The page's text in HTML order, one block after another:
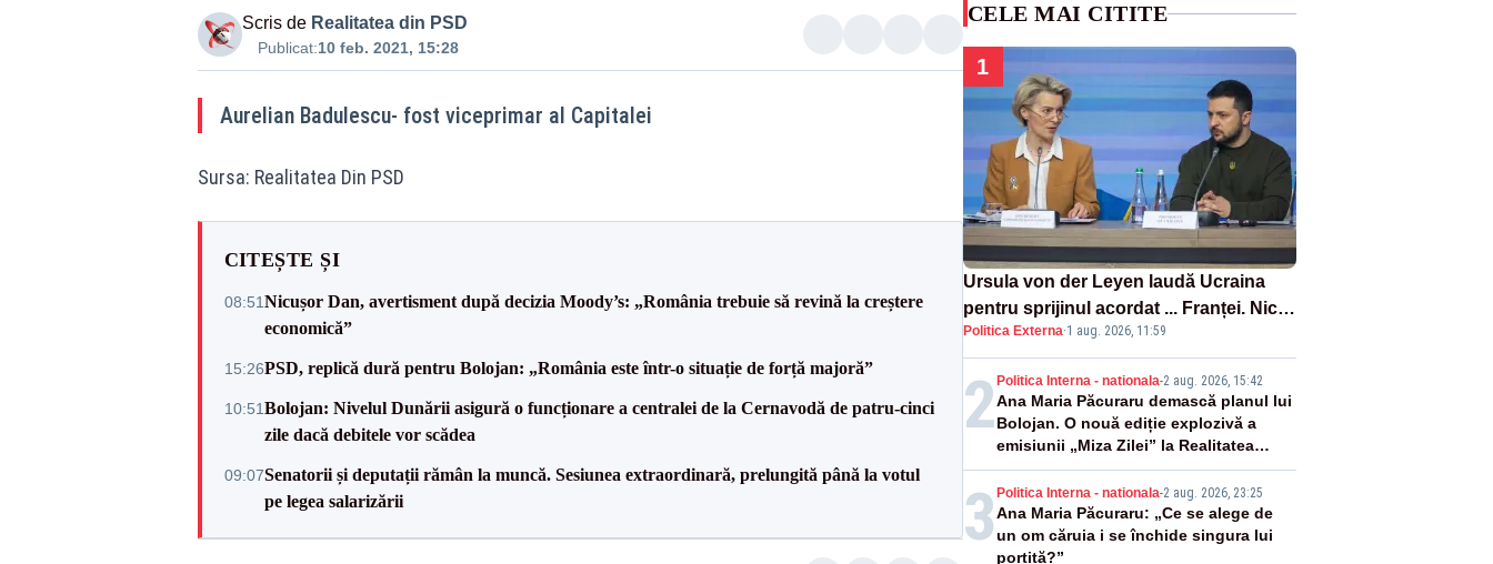
Scris de Realitatea din PSD
Publicat:10 feb. 2021, 15:28
Aurelian Badulescu- fost viceprimar al Capitalei
Sursa: Realitatea Din PSD
CITEȘTE ȘI
08:51Nicușor Dan, avertisment după decizia Moody’s: „România trebuie să revină la creștere
economică”
15:26PSD, replică dură pentru Bolojan: „România este într-o situație de forță majoră”
10:51Bolojan: Nivelul Dunării asigură o funcționare a centralei de la Cernavodă de patru-cinci
zile dacă debitele vor scădea
09:07Senatorii și deputații rămân la muncă. Sesiunea extraordinară, prelungită până la votul
pe legea salarizării
CELE MAI CITITE
1
Ursula von der Leyen laudă Ucraina
pentru sprijinul acordat ... Franței. Nicio
reacție privind ajutorul energetic
promis României
Politica Externa·1 aug. 2026, 11:59
2 Politica Interna - nationala-2 aug. 2026, 15:42
Ana Maria Păcuraru demască planul lui
Bolojan. O nouă ediție explozivă a
emisiunii „Miza Zilei” la Realitatea
PLUS
3 Politica Interna - nationala-2 aug. 2026, 23:25
Ana Maria Păcuraru: „Ce se alege de
un om căruia i se închide singura lui
portiță?”